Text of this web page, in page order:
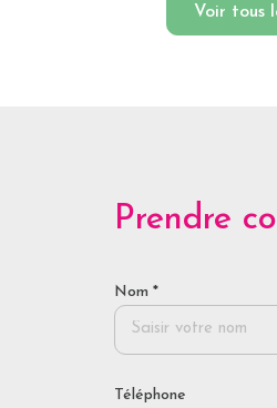
Voir tous
Prendre
Nom *
Téléphone